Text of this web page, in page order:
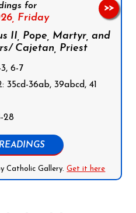
for
Friday
II, Pope, Martyr, and
Cajetan, Priest
6-7
36ab, 39abcd, 41
28
Catholic Gallery.Get it here
>>